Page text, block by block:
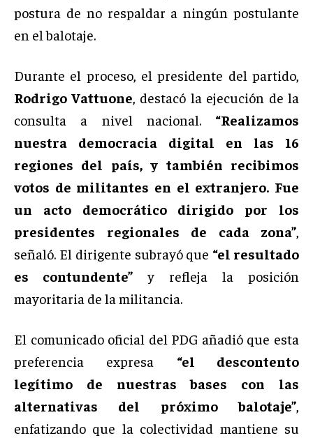
postura de no respaldar a ningún postulante
en el balotaje.
Durante el proceso, el presidente del partido,
Rodrigo Vattuone, destacó la ejecución de la
consulta a nivel nacional. “Realizamos
nuestra democracia digital en las 16
regiones del país, y también recibimos
votos de militantes en el extranjero. Fue
un acto democrático dirigido por los
presidentes regionales de cada zona”,
señaló. El dirigente subrayó que “el resultado
es contundente” y refleja la posición
mayoritaria de la militancia.
El comunicado oficial del PDG añadió que esta
preferencia expresa “el descontento
legítimo de nuestras bases con las
alternativas del próximo balotaje”,
enfatizando que la colectividad mantiene su